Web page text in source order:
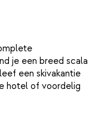
je een breed scala
een skivakantie
hotel of voordelig